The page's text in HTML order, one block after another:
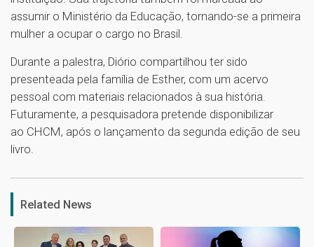
assumir o Ministério da Educação, tornando-se a primeira
mulher a ocupar o cargo no Brasil.
Durante a palestra, Diório compartilhou ter sido
presenteada pela família de Esther, com um acervo
pessoal com materiais relacionados à sua história.
Futuramente, a pesquisadora pretende disponibilizar
ao CHCM, após o lançamento da segunda edição de seu
livro.
Related News